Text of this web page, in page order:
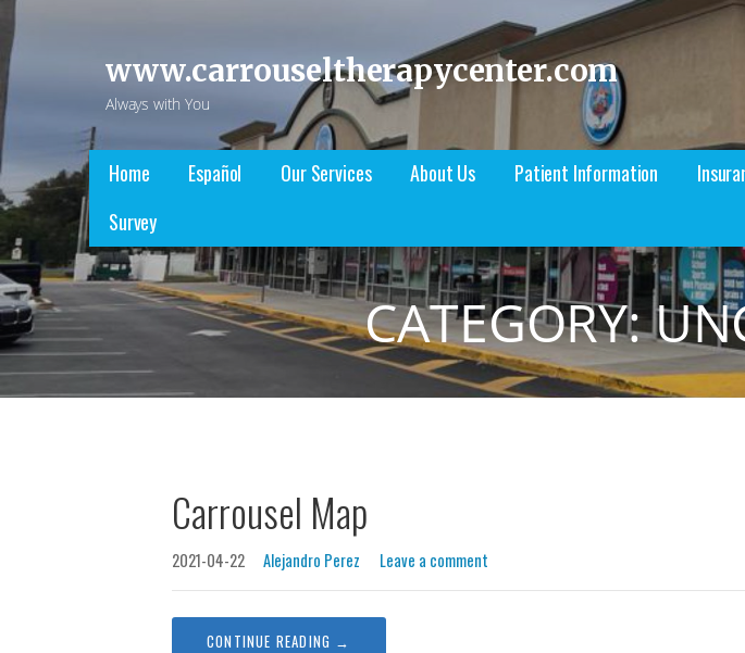
to
content
www.carrouseltherapycenter.com
Always with You
Home Español Our Services About Us Patient Information
Survey
CATEGORY:
Carrousel Map
2021-04-22 Alejandro Perez Leave a comment
CONTINUE READING →